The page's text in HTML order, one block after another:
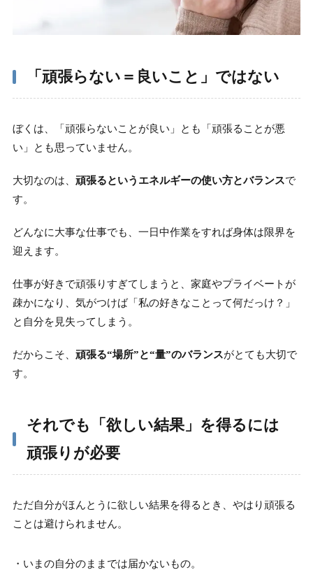
「頑張らない＝良いこと」ではない
ぼくは、「頑張らないことが良い」とも「頑張ることが悪
い」とも思っていません。
大切なのは、 頑張るというエネルギーの使い方とバランスで
す。
どんなに大事な仕事でも、一日中作業をすれば身体は限界を
迎えます。
仕事が好きで頑張りすぎてしまうと、家庭やプライベートが
疎かになり、気がつけば「私の好きなことって何だっけ？」
と自分を見失ってしまう。
だからこそ、 頑張る“場所”と“量”のバランスがとても大切で
す。
それでも「欲しい結果」を得るには
頑張りが必要
ただ自分がほんとうに欲しい結果を得るとき、やはり頑張る
ことは避けられません。
・いまの自分のままでは届かないもの。